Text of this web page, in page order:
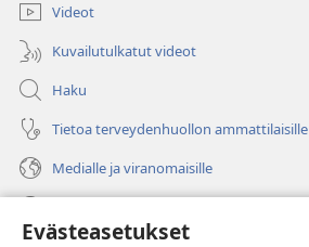
Evästeasetukset
Videot
Kuvailutulkatut videot
Haku
Tietoa terveydenhuollon ammattilaisille
Medialle ja viranomaisille